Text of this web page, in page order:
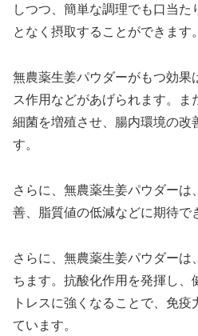
しつつ、簡単な調理でも口当た
となく摂取することができます。
無農薬生姜パウダーがもつ効果
ス作用などがあげられます。ま
細菌を増殖させ、腸内環境の改
す。
さらに、無農薬生姜パウダーは
善、脂質値の低減などに期待で
さらに、無農薬生姜パウダーは
ちます。抗酸化作用を発揮し、
トレスに強くなることで、免
ています。